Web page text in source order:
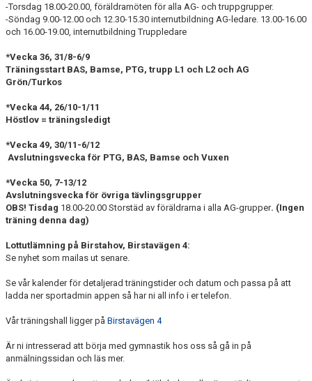
-Torsdag 18.00-20.00, föräldramöten för alla AG- och truppgrupper.
-Söndag 9.00-12.00 och 12.30-15.30 internutbildning AG-ledare. 13.00-16.00
och 16.00-19.00, internutbildning Truppledare
*Vecka 36, 31/8-6/9
Träningsstart BAS, Bamse, PTG, trupp L1 och L2 och AG
Grön/Turkos
*Vecka 44, 26/10-1/11
Höstlov = träningsledigt
*Vecka 49, 30/11-6/12
Avslutningsvecka för PTG, BAS, Bamse och Vuxen
*Vecka 50, 7-13/12
Avslutningsvecka för övriga tävlingsgrupper
OBS! Tisdag 18.00-20.00 Storstäd av föräldrarna i alla AG-grupper. (Ingen
träning denna dag)
Lottutlämning på Birstahov, Birstavägen 4:
Se nyhet som mailas ut senare.
Se vår kalender för detaljerad träningstider och datum och passa på att
ladda ner sportadmin appen så har ni all info i er telefon.
Vår träningshall ligger på Birstavägen 4
Är ni intresserad att börja med gymnastik hos oss så gå in på
anmälningssidan och läs mer.